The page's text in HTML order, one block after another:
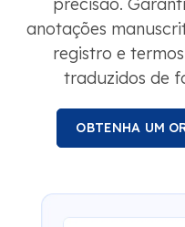
anotações
registro e
traduzidos de
OBTENHA UM